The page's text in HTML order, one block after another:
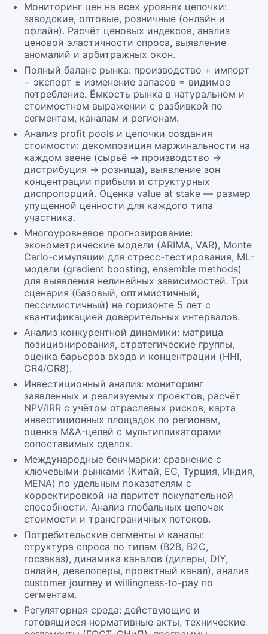
Мониторинг цен на всех уровнях цепочки:
заводские, оптовые, розничные (онлайн и
офлайн). Расчёт ценовых индексов, анализ
ценовой эластичности спроса, выявление
аномалий и арбитражных окон.
Полный баланс рынка: производство + импорт
− экспорт ± изменение запасов = видимое
потребление. Ёмкость рынка в натуральном и
стоимостном выражении с разбивкой по
сегментам, каналам и регионам.
Анализ profit pools и цепочки создания
стоимости: декомпозиция маржинальности на
каждом звене (сырьё → производство →
дистрибуция → розница), выявление зон
концентрации прибыли и структурных
диспропорций. Оценка value at stake — размер
упущенной ценности для каждого типа
участника.
Многоуровневое прогнозирование:
эконометрические модели (ARIMA, VAR), Monte
Carlo-симуляции для стресс-тестирования, ML-
модели (gradient boosting, ensemble methods)
для выявления нелинейных зависимостей. Три
сценария (базовый, оптимистичный,
пессимистичный) на горизонте 5 лет с
квантификацией доверительных интервалов.
Анализ конкурентной динамики: матрица
позиционирования, стратегические группы,
оценка барьеров входа и концентрации (HHI,
CR4/CR8).
Инвестиционный анализ: мониторинг
заявленных и реализуемых проектов, расчёт
NPV/IRR с учётом отраслевых рисков, карта
инвестиционных площадок по регионам,
оценка M&A-целей с мультипликаторами
сопоставимых сделок.
Международные бенчмарки: сравнение с
ключевыми рынками (Китай, ЕС, Турция, Индия,
MENA) по удельным показателям с
корректировкой на паритет покупательной
способности. Анализ глобальных цепочек
стоимости и трансграничных потоков.
Потребительские сегменты и каналы:
структура спроса по типам (B2B, B2C,
госзаказ), динамика каналов (дилеры, DIY,
онлайн, девелоперы, проектный канал), анализ
customer journey и willingness-to-pay по
сегментам.
Регуляторная среда: действующие и
готовящиеся нормативные акты, технические